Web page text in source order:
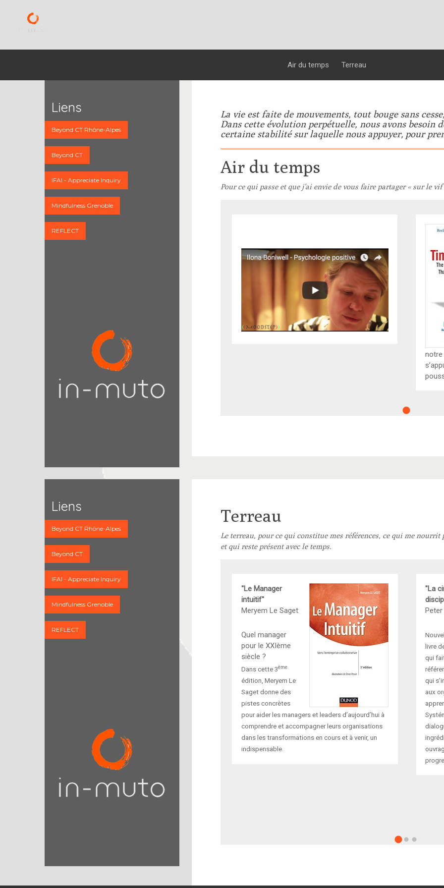
Air du temps Terreau
Liens
Beyond CT Rhône-Alpes
Beyond CT
IFAI - Appreciate Inquiry
Mindfulness Grenoble
REFLECT
La vie est faite de mouvements, tout bouge sans
Dans cette évolution perpétuelle, nous avons besoin
certaine stabilité sur laquelle nous appuyer, pour
Air du temps
Pour ce qui passe et que j’ai envie de vous faire partager « sur le vif
notre rapport à la vie. Philip Zimbardo
s’appuie sur une étude scientifique très
notre
Liens
Beyond CT Rhône-Alpes
Beyond CT
IFAI - Appreciate Inquiry
Mindfulness Grenoble
REFLECT
Terreau
Le terreau, pour ce qui constitue mes références, ce qui me nourrit
et qui reste présent avec le temps.
"Reinventing
Fabuleux ouvrage de Frédéric Laloux illustré par
Etienne Appert, plus court que l’ouvrage d’origine
(500 pages), cet ouvrage illustré est un
indispensable pour tous ceux qui s’interrogent sur
les organisations du travail dans ce monde qui
"Le Manager
intuitif"
Meryem Le Saget
Quel manager
pour le XXIème
siècle ?
Dans cette 3ème
édition, Meryem Le
Saget donne des
pistes concrètes
pour aider les managers et leaders d’aujourd’hui à
comprendre et accompagner leurs organisations
dans les transformations en cours et à venir, un
indispensable.
"La
Peter
livre
qui
qui
aux